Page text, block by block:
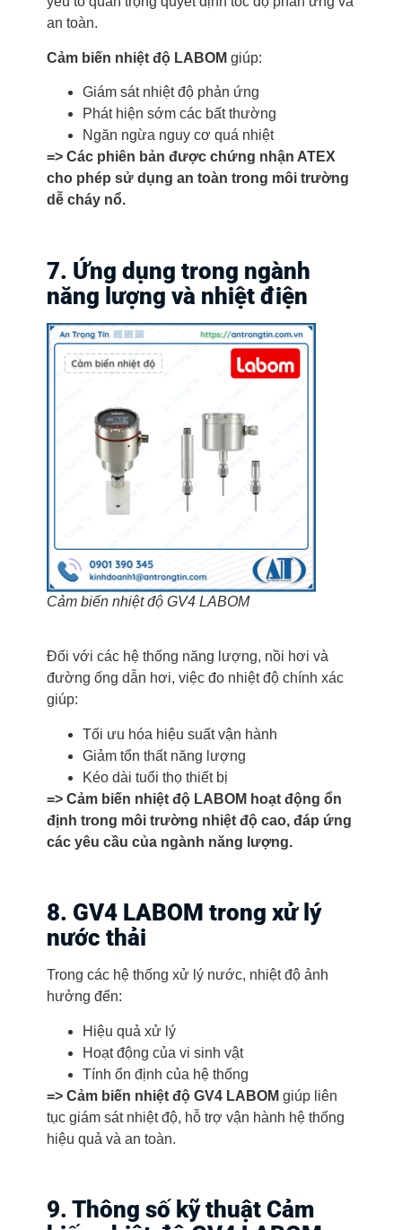
an toàn.
Cảm biến nhiệt độ LABOM giúp:
Giám sát nhiệt độ phản ứng
Phát hiện sớm các bất thường
Ngăn ngừa nguy cơ quá nhiệt
=> Các phiên bản được chứng nhận ATEX
cho phép sử dụng an toàn trong môi trường
dễ cháy nổ.
7. Ứng dụng trong ngành
năng lượng và nhiệt điện
Cảm biến nhiệt độ GV4 LABOM
Đối với các hệ thống năng lượng, nồi hơi và
đường ống dẫn hơi, việc đo nhiệt độ chính xác
giúp:
Tối ưu hóa hiệu suất vận hành
Giảm tổn thất năng lượng
Kéo dài tuổi thọ thiết bị
=> Cảm biến nhiệt độ LABOM hoạt động ổn
định trong môi trường nhiệt độ cao, đáp ứng
các yêu cầu của ngành năng lượng.
8. GV4 LABOM trong xử lý
nước thải
Trong các hệ thống xử lý nước, nhiệt độ ảnh
hưởng đến:
Hiệu quả xử lý
Hoạt động của vi sinh vật
Tính ổn định của hệ thống
=> Cảm biến nhiệt độ GV4 LABOM giúp liên
tục giám sát nhiệt độ, hỗ trợ vận hành hệ thống
hiệu quả và an toàn.
9. Thông số kỹ thuật Cảm